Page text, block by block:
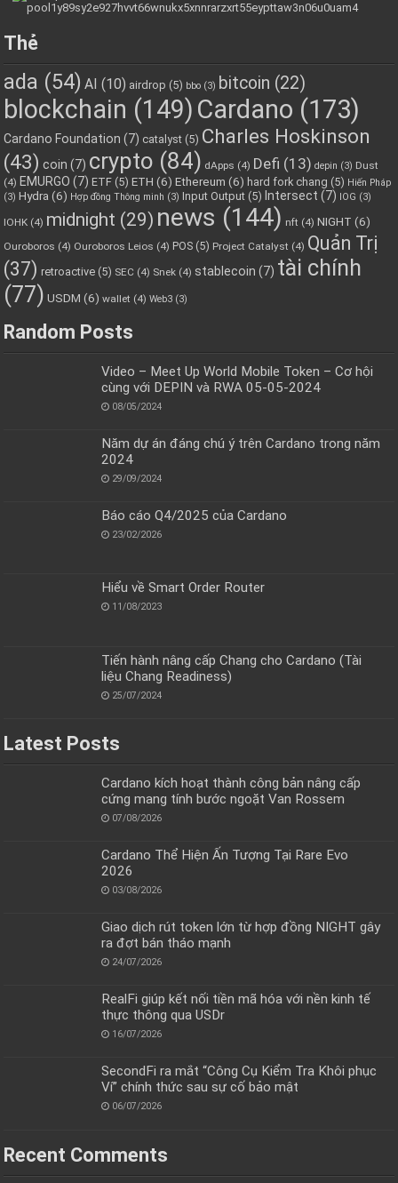
Thẻ
ada (54) AI (10) airdrop (5) bbo (3) bitcoin (22)
blockchain (149) Cardano (173)
Cardano Foundation (7) catalyst (5) Charles Hoskinson
(43) coin (7) crypto (84) dApps (4) Defi (13) depin (3) Dust
(4) EMURGO (7) ETF (5) ETH (6) Ethereum (6) hard fork chang (5) Hiến Pháp
(3) Hydra (6) Hợp đồng Thông minh (3) Input Output (5) Intersect (7) IOG (3)
IOHK (4) midnight (29) news (144) nft (4) NIGHT (6)
Ouroboros (4) Ouroboros Leios (4) POS (5) Project Catalyst (4) Quản Trị
(37) retroactive (5) SEC (4) Snek (4) stablecoin (7) tài chính
(77) USDM (6) wallet (4) Web3 (3)
Random Posts
Video – Meet Up World Mobile Token – Cơ hội
cùng với DEPIN và RWA 05-05-2024
08/05/2024
Năm dự án đáng chú ý trên Cardano trong năm
2024
29/09/2024
Báo cáo Q4/2025 của Cardano
23/02/2026
Hiểu về Smart Order Router
11/08/2023
Tiến hành nâng cấp Chang cho Cardano (Tài
liệu Chang Readiness)
25/07/2024
Latest Posts
Cardano kích hoạt thành công bản nâng cấp
cứng mang tính bước ngoặt Van Rossem
07/08/2026
Cardano Thể Hiện Ấn Tượng Tại Rare Evo
2026
03/08/2026
Giao dịch rút token lớn từ hợp đồng NIGHT gây
ra đợt bán tháo mạnh
24/07/2026
RealFi giúp kết nối tiền mã hóa với nền kinh tế
thực thông qua USDr
16/07/2026
SecondFi ra mắt “Công Cụ Kiểm Tra Khôi phục
Ví” chính thức sau sự cố bảo mật
06/07/2026
Recent Comments